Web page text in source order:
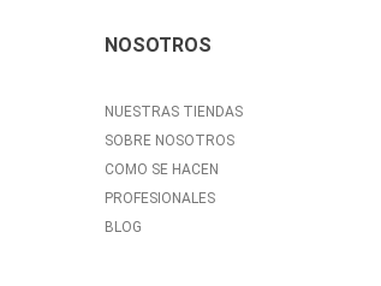
NOSOTROS
NUESTRAS TIENDAS
SOBRE NOSOTROS
COMO SE HACEN
PROFESIONALES
BLOG